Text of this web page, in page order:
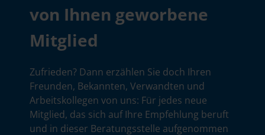
von Ihnen geworbene
Mitglied
Zufrieden? Dann erzählen Sie doch Ihren
Freunden, Bekannten, Verwandten und
Arbeitskollegen von uns: Für jedes neue
Mitglied, das sich auf Ihre Empfehlung beruft
und in dieser Beratungsstelle aufgenommen